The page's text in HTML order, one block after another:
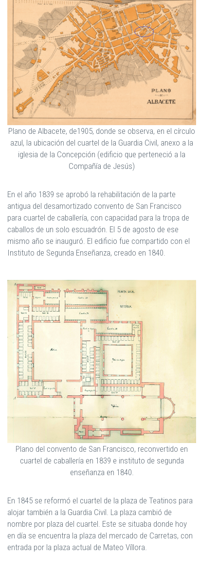
Plano de Albacete, de1905, donde se observa, en el círculo
azul, la ubicación del cuartel de la Guardia Civil, anexo a la
iglesia de la Concepción (edificio que perteneció a la
Compañía de Jesús)
En el año 1839 se aprobó la rehabilitación de la parte
antigua del desamortizado convento de San Francisco
para cuartel de caballería, con capacidad para la tropa de
caballos de un solo escuadrón. El 5 de agosto de ese
mismo año se inauguró. El edificio fue compartido con el
Instituto de Segunda Enseñanza, creado en 1840.
Plano del convento de San Francisco, reconvertido en
cuartel de caballería en 1839 e instituto de segunda
enseñanza en 1840.
En 1845 se reformó el cuartel de la plaza de Teatinos para
alojar también a la Guardia Civil. La plaza cambió de
nombre por plaza del cuartel. Este se situaba donde hoy
en día se encuentra la plaza del mercado de Carretas, con
entrada por la plaza actual de Mateo Víllora.